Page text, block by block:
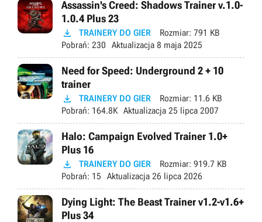
Assassin's Creed: Shadows Trainer v.1.0-
1.0.4 Plus 23
 TRAINERY DO GIER Rozmiar: 791 KB
Pobrań: 230 Aktualizacja 8 maja 2025
Need for Speed: Underground 2 + 10
trainer
 TRAINERY DO GIER Rozmiar: 11.6 KB
Pobrań: 164.8K Aktualizacja 25 lipca 2007
Halo: Campaign Evolved Trainer 1.0+
Plus 16
 TRAINERY DO GIER Rozmiar: 919.7 KB
Pobrań: 15 Aktualizacja 26 lipca 2026
Dying Light: The Beast Trainer v1.2-v1.6+
Plus 34